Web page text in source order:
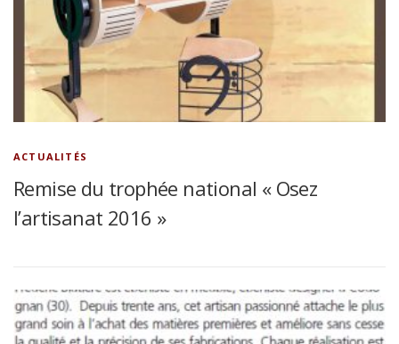
ACTUALITÉS
Remise du trophée national « Osez
l’artisanat 2016 »